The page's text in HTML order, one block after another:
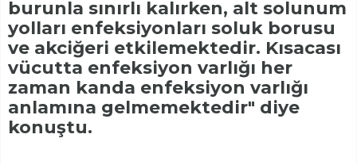
burunla sınırlı kalırken, alt solunum
yolları enfeksiyonları soluk borusu
ve akciğeri etkilemektedir. Kısacası
vücutta enfeksiyon varlığı her
zaman kanda enfeksiyon varlığı
anlamına gelmemektedir" diye
konuştu.